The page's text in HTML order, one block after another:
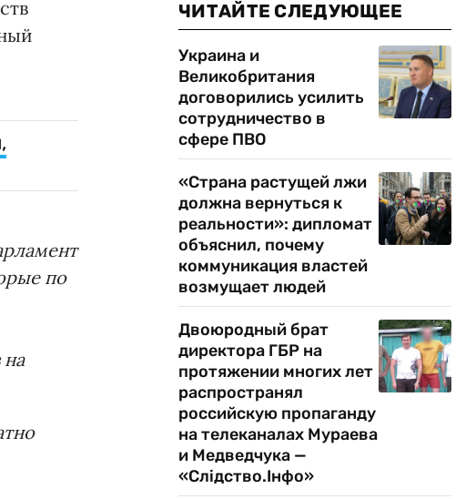
по
ЧИТАЙТЕ СЛЕДУЮЩЕЕ
Украина и
Великобритания
договорились усилить
сотрудничество в
сфере ПВО
«Страна растущей лжи
должна вернуться к
реальности»: дипломат
объяснил, почему
коммуникация властей
возмущает людей
Двоюродный брат
директора ГБР на
протяжении многих лет
распространял
российскую пропаганду
на телеканалах Мураева
и Медведчука —
«Слідство.Інфо»